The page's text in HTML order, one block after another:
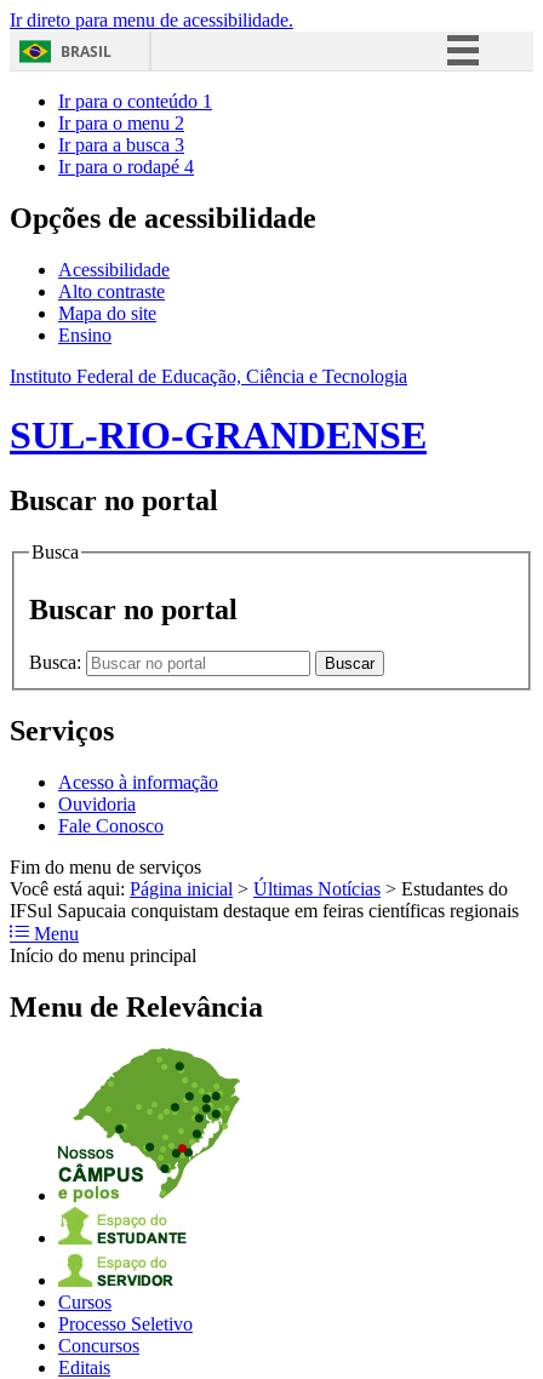
Ir direto para menu de acessibilidade.
BRASIL
Acesso à informação
Ir para o conteúdo 1
Ir para o menu 2
Ir para a busca 3
Ir para o rodapé 4
Opções de acessibilidade
Acessibilidade
Alto contraste
Mapa do site
Ensino
Instituto Federal de Educação, Ciência e Tecnologia
SUL-RIO-GRANDENSE
Buscar no portal
Busca
Buscar no portal
Busca: Buscar
Serviços
Acesso à informação
Ouvidoria
Fale Conosco
Fim do menu de serviços
Você está aqui: Página inicial > Últimas Notícias > Estudantes do
IFSul Sapucaia conquistam destaque em feiras científicas regionais
Menu
Início do menu principal
Menu de Relevância
Cursos
Processo Seletivo
Concursos
Editais